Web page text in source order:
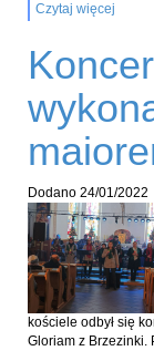
Czytaj więcej
Dodano 24/01/2022
kościele odbył się
Gloriam z Brzezinki.